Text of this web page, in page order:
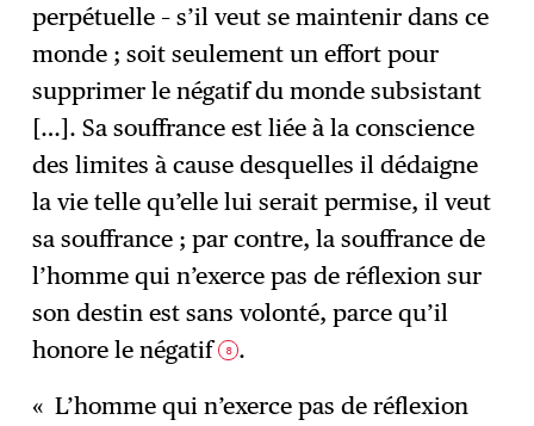
perpétuelle – s’il veut se maintenir dans ce
monde ; soit seulement un effort pour
supprimer le négatif du monde subsistant
[…]. Sa souffrance est liée à la conscience
des limites à cause desquelles il dédaigne
la vie telle qu’elle lui serait permise, il veut
sa souffrance ; par contre, la souffrance de
l’homme qui n’exerce pas de réflexion sur
son destin est sans volonté, parce qu’il
honore le négatif 8 .
« L’homme qui n’exerce pas de réflexion